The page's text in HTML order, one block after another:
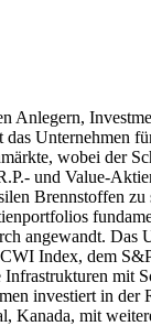
Anlegern,
Unternehmen
wobei der
und Value-
Brennstoffen
angewandt. Das
Index, dem
mit
investiert in der
Kanada, mit